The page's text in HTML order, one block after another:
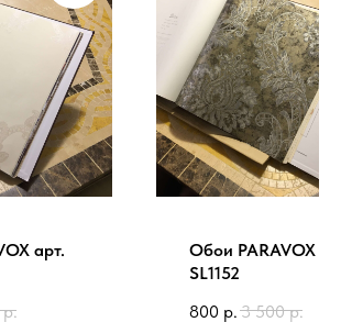
арт.
р.
Обои PARAVOX
SL1152
800 р. 3 500 р.